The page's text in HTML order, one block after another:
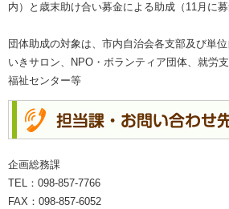
内）と歳末助け合い募金による助成（11月に募
団体助成の対象は、市内自治会各支部及び単
いきサロン、NPO・ボランティア団体、就労
福祉センター等
企画総務課
TEL：098-857-7766
FAX：098-857-6052